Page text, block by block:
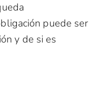
puede ser
y de si es